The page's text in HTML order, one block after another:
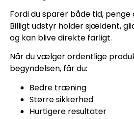
Fordi du sparer både tid,
Billigt udstyr holder sjældent,
og kan blive direkte farligt.
Når du vælger ordentlige
begyndelsen, får du:
Bedre træning
Større sikkerhed
Hurtigere resultater